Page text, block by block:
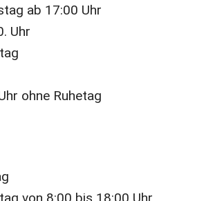
ab 17:00 Uhr
Uhr
ohne Ruhetag
von 8:00 bis 18:00 Uhr